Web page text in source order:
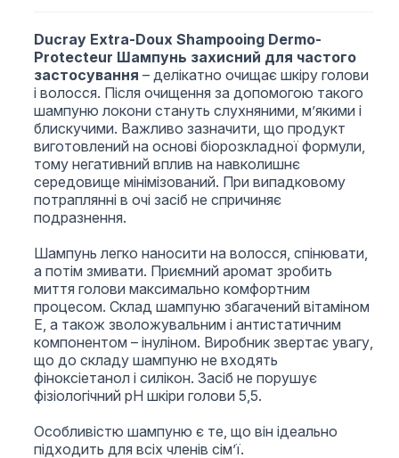
Ducray Extra-Doux Shampooing Dermo-
Protecteur Шампунь захисний для частого
застосування – делікатно очищає шкіру голови
і волосся. Після очищення за допомогою такого
шампуню локони стануть слухняними, м’якими і
блискучими. Важливо зазначити, що продукт
виготовлений на основі біорозкладної формули,
тому негативний вплив на навколишнє
середовище мінімізований. При випадковому
потраплянні в очі засіб не спричиняє
подразнення.
Шампунь легко наносити на волосся, спінювати,
а потім змивати. Приємний аромат зробить
миття голови максимально комфортним
процесом. Склад шампуню збагачений вітаміном
Е, а також зволожувальним і антистатичним
компонентом – інуліном. Виробник звертає увагу,
що до складу шампуню не входять
фіноксіетанол і силікон. Засіб не порушує
фізіологічний pH шкіри голови 5,5.
Особливістю шампуню є те, що він ідеально
підходить для всіх членів сім’ї.